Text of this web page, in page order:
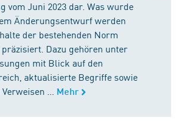
vom Juni 2023 dar. Was wurde
Änderungsentwurf werden
der bestehenden Norm
Dazu gehören unter
mit Blick auf den
aktualisierte Begriffe sowie
...
Mehr